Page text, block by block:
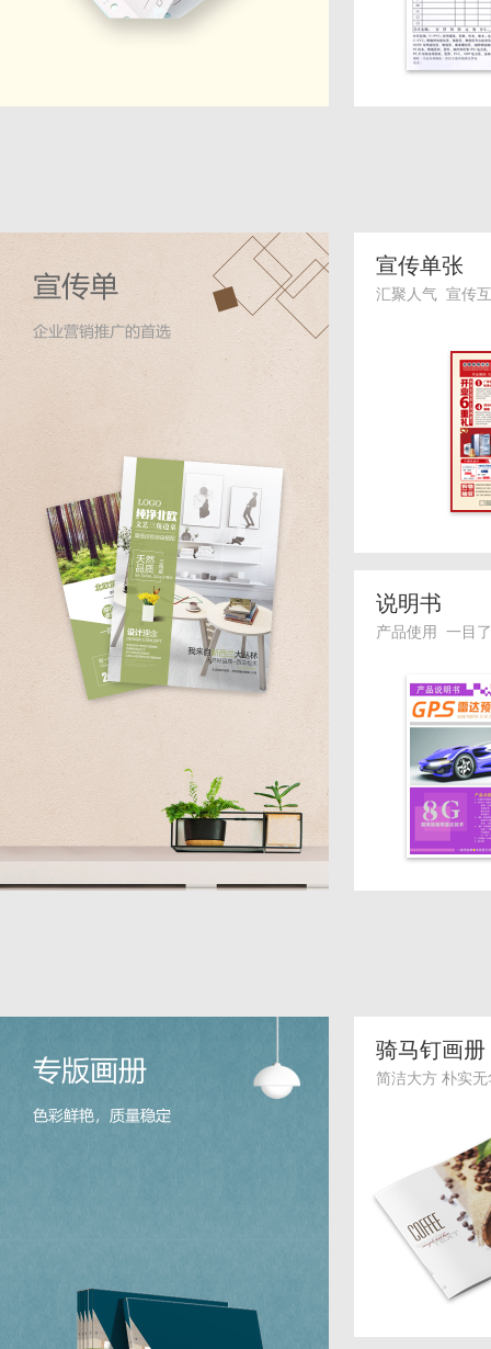
宣传单张
汇聚人气 宣传
说明书
产品使用 一目
骑马钉画册
简洁大方 朴实无